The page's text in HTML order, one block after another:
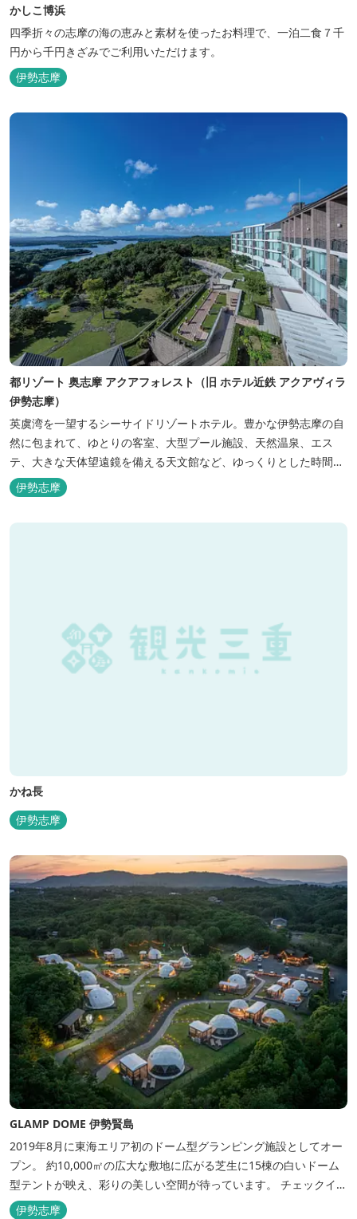
かしこ博浜
四季折々の志摩の海の恵みと素材を使ったお料理で、一泊二食７千
円から千円きざみでご利用いただけます。
伊勢志摩
都リゾート 奥志摩 アクアフォレスト（旧 ホテル近鉄 アクアヴィラ
伊勢志摩）
英虞湾を一望するシーサイドリゾートホテル。豊かな伊勢志摩の自
然に包まれて、ゆとりの客室、大型プール施設、天然温泉、エス
テ、大きな天体望遠鏡を備える天文館など、ゆっくりとした時間を
楽しみながら過ごすことができます。 屋内プール：通年 屋外プー
ル：2025年7月19日（土）～8月31日（日）
伊勢志摩
かね長
伊勢志摩
GLAMP DOME 伊勢賢島
2019年8月に東海エリア初のドーム型グランピング施設としてオー
プン。 約10,000㎡の広大な敷地に広がる芝生に15棟の白いドーム
型テントが映え、彩りの美しい空間が待っています。 チェックイン
後は『ハーゲンダッツ食べ放題』 夕食は松阪牛や伊勢海老を贅沢に
伊勢志摩